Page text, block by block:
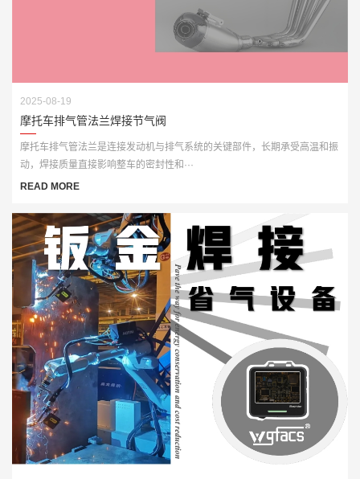
2025-08-19
摩托车排气管法兰焊接节气阀
摩托车排气管法兰是连接发动机与排气系统的关键部件，长期承受高温和振
动，焊接质量直接影响整车的密封性和···
READ MORE